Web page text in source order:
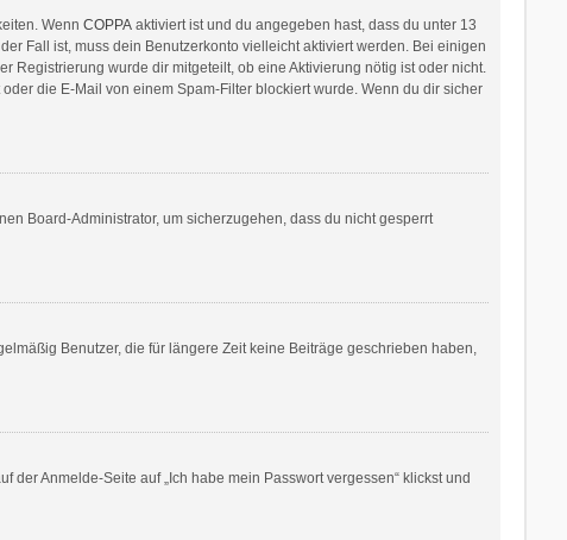
Wenn COPPAaktiviert ist und du angegeben hast, dass du unter 13
Fall ist, muss dein Benutzerkonto vielleicht aktiviert werden. Bei einigen
Registrierung wurde dir mitgeteilt, ob eine Aktivierung nötig ist oder nicht.
die E-Mail von einem Spam-Filter blockiert wurde. Wenn du dir sicher
Board-Administrator, um sicherzugehen, dass du nicht gesperrt
Benutzer, die für längere Zeit keine Beiträge geschrieben haben,
Anmelde-Seite auf „Ich habe mein Passwort vergessen“ klickst und